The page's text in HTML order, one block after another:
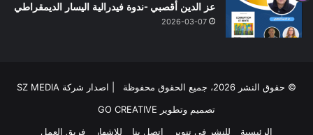
عز الدين أقصبي -ندوة فيدرالية اليسار الديمقراطي
2026-03-07
© حقوق النشر 2026، جميع الحقوق محفوظة | اصدار شركة SZ MEDIA
تصميم وتطوير GO CREATIVE
الرئيسية
للنشر في تنوير اتصل بنا للاشهار فريق العمل